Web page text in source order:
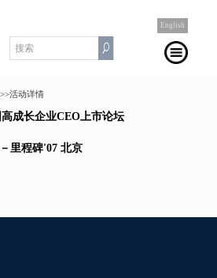
English
>>活动详情
成长企业CEO上市论坛
－里程碑'07 北京